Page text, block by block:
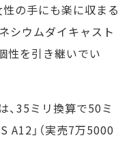
性の手にも楽に収まる
シウムダイキャスト
性を引き継いでい
35ミリ換算で50ミ
A12」（実売7万5000